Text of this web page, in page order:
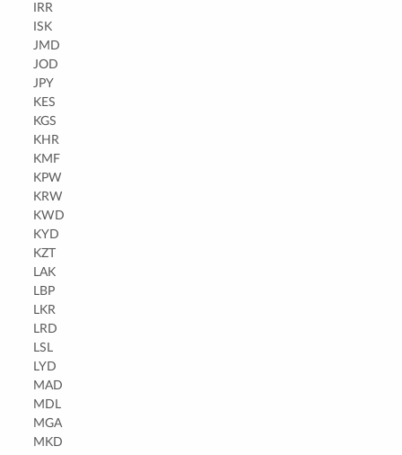
IRR
ISK
JMD
JOD
JPY
KES
KGS
KHR
KMF
KPW
KRW
KWD
KYD
KZT
LAK
LBP
LKR
LRD
LSL
LYD
MAD
MDL
MGA
MKD